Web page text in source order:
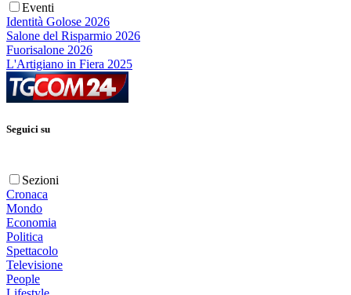
Eventi
Identità Golose 2026
Salone del Risparmio 2026
Fuorisalone 2026
L'Artigiano in Fiera 2025
Seguici su
Sezioni
Cronaca
Mondo
Economia
Politica
Spettacolo
Televisione
People